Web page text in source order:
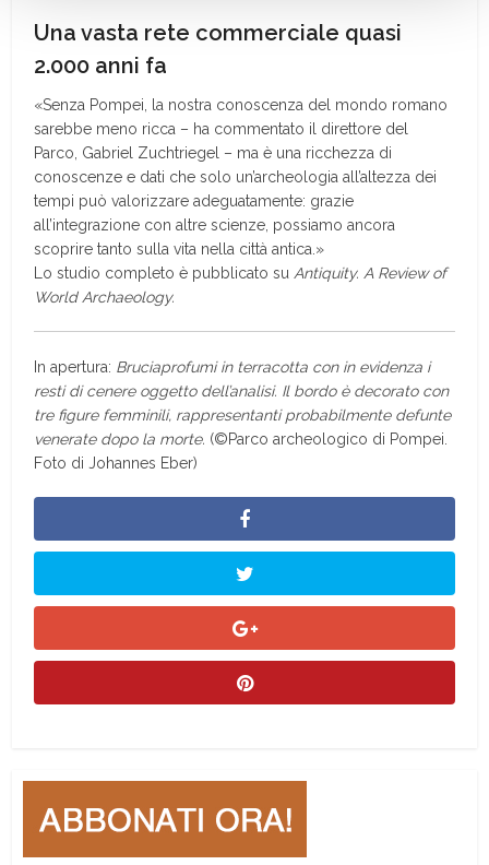
Una vasta rete commerciale quasi
2.000 anni fa
«Senza Pompei, la nostra conoscenza del mondo romano
sarebbe meno ricca – ha commentato il direttore del
Parco, Gabriel Zuchtriegel – ma è una ricchezza di
conoscenze e dati che solo un’archeologia all’altezza dei
tempi può valorizzare adeguatamente: grazie
all’integrazione con altre scienze, possiamo ancora
scoprire tanto sulla vita nella città antica.»
Lo studio completo è pubblicato su Antiquity. A Review of
World Archaeology.
In apertura: Bruciaprofumi in terracotta con in evidenza i
resti di cenere oggetto dell’analisi. Il bordo è decorato con
tre figure femminili, rappresentanti probabilmente defunte
venerate dopo la morte. (©Parco archeologico di Pompei.
Foto di Johannes Eber)